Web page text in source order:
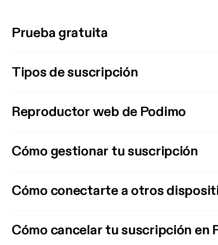
Prueba gratuita
Tipos de suscripción
Reproductor web de Podimo
Cómo gestionar tu suscripción
Cómo conectarte a otros
Cómo cancelar tu suscripción en